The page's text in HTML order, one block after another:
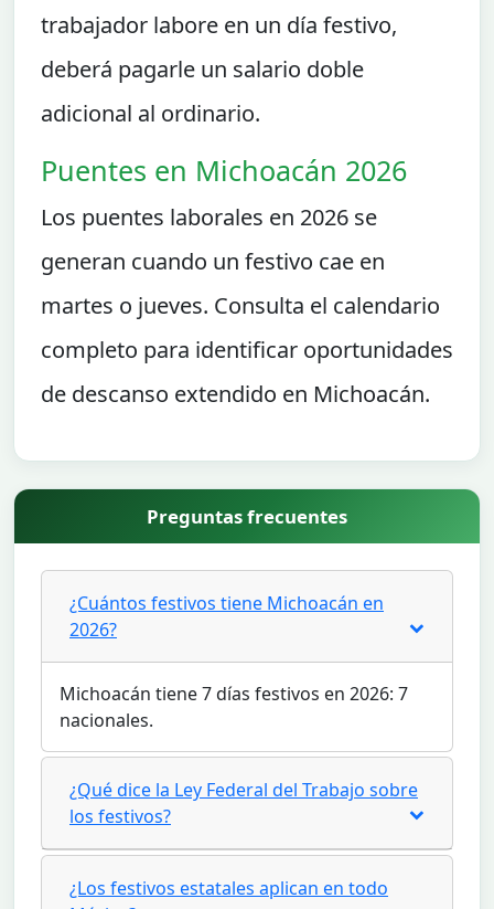
trabajador labore en un día festivo,
deberá pagarle un salario doble
adicional al ordinario.
Puentes en Michoacán 2026
Los puentes laborales en 2026 se
generan cuando un festivo cae en
martes o jueves. Consulta el calendario
completo para identificar oportunidades
de descanso extendido en Michoacán.
Preguntas frecuentes
¿Cuántos festivos tiene Michoacán en
2026?
Michoacán tiene 7 días festivos en 2026: 7
nacionales.
¿Qué dice la Ley Federal del Trabajo sobre
los festivos?
¿Los festivos estatales aplican en todo